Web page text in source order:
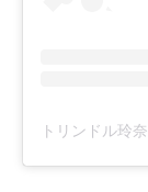
トリンドル玲